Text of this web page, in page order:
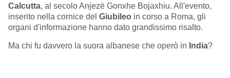
Calcutta, al secolo Anjezë Gonxhe Bojaxhiu. All'evento,
inserito nella cornice del Giubileo in corso a Roma, gli
organi d'informazione hanno dato grandissimo risalto.
Ma chi fu davvero la suora albanese che operò in India?